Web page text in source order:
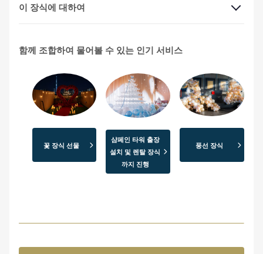
이 장식에 대하여
함께 조합하여 물어볼 수 있는 인기 서비스
꽃 장식 선물
샴페인 타워 출장
설치 및 렌탈 장식
까지 진행
풍선 장식